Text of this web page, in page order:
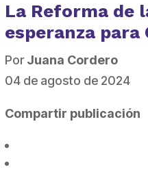
La Reforma de
esperanza para
PorJuana Cordero
04 de agosto de 2024
Compartir publicación